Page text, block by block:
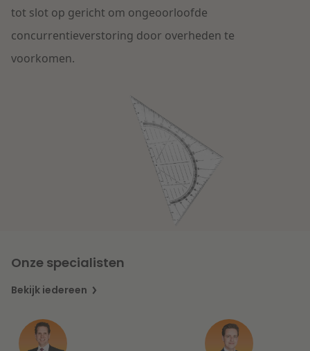
Zorg & Sociaal domein
Overheid & Omgeving
Aanbesteding & Mededinging
Aansprakelijkheid & Verzekering
Onderwijs
Dichtbij de kansen en uitdagingen in de
woningbouw
Dichtbij de wendbare onderneming
tot slot op gericht om ongeoorloofde
concurrentieverstoring door overheden te
voorkomen.
Onze specialisten
Bekijk iedereen